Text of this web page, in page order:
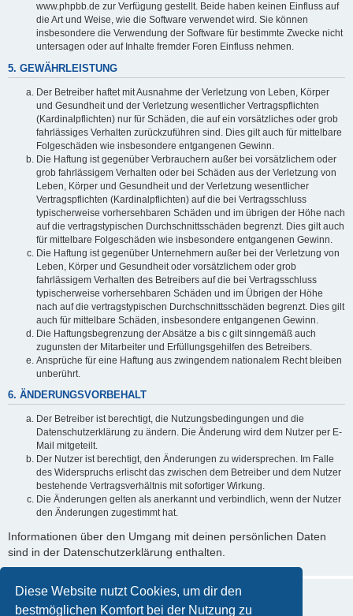
Diese Website nutzt Cookies, um dir den
bestmöglichen Komfort bei der Nutzung zu
www.phpbb.de zur Verfügung gestellt. Beide haben keinen Einfluss auf
die Art und Weise, wie die Software verwendet wird. Sie können
insbesondere die Verwendung der Software für bestimmte Zwecke nicht
untersagen oder auf Inhalte fremder Foren Einfluss nehmen.
5. GEWÄHRLEISTUNG
Der Betreiber haftet mit Ausnahme der Verletzung von Leben, Körper
und Gesundheit und der Verletzung wesentlicher Vertragspflichten
(Kardinalpflichten) nur für Schäden, die auf ein vorsätzliches oder grob
fahrlässiges Verhalten zurückzuführen sind. Dies gilt auch für mittelbare
Folgeschäden wie insbesondere entgangenen Gewinn.
Die Haftung ist gegenüber Verbrauchern außer bei vorsätzlichem oder
grob fahrlässigem Verhalten oder bei Schäden aus der Verletzung von
Leben, Körper und Gesundheit und der Verletzung wesentlicher
Vertragspflichten (Kardinalpflichten) auf die bei Vertragsschluss
typischerweise vorhersehbaren Schäden und im übrigen der Höhe nach
auf die vertragstypischen Durchschnittsschäden begrenzt. Dies gilt auch
für mittelbare Folgeschäden wie insbesondere entgangenen Gewinn.
Die Haftung ist gegenüber Unternehmern außer bei der Verletzung von
Leben, Körper und Gesundheit oder vorsätzlichem oder grob
fahrlässigem Verhalten des Betreibers auf die bei Vertragsschluss
typischerweise vorhersehbaren Schäden und im Übrigen der Höhe
nach auf die vertragstypischen Durchschnittsschäden begrenzt. Dies gilt
auch für mittelbare Schäden, insbesondere entgangenen Gewinn.
Die Haftungsbegrenzung der Absätze a bis c gilt sinngemäß auch
zugunsten der Mitarbeiter und Erfüllungsgehilfen des Betreibers.
Ansprüche für eine Haftung aus zwingendem nationalem Recht bleiben
unberührt.
6. ÄNDERUNGSVORBEHALT
Der Betreiber ist berechtigt, die Nutzungsbedingungen und die
Datenschutzerklärung zu ändern. Die Änderung wird dem Nutzer per E-
Mail mitgeteilt.
Der Nutzer ist berechtigt, den Änderungen zu widersprechen. Im Falle
des Widerspruchs erlischt das zwischen dem Betreiber und dem Nutzer
bestehende Vertragsverhältnis mit sofortiger Wirkung.
Die Änderungen gelten als anerkannt und verbindlich, wenn der Nutzer
den Änderungen zugestimmt hat.
Informationen über den Umgang mit deinen persönlichen Daten
sind in der Datenschutzerklärung enthalten.